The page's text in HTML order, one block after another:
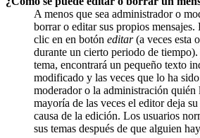
A menos que sea administrador o
borrar o editar sus propios mensajes.
clic en en botón editar(a veces esta
durante un cierto periodo de
tema, encontrará un pequeño texto
modificado y las veces que lo ha
moderador o la administración quién
mayoría de las veces el editor deja
causa de la edición. Los usuarios
sus temas después de que alguien